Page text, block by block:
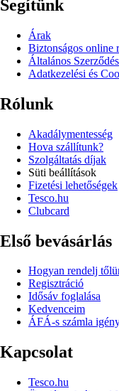
Segítünk
Árak
Biztonságos online
Általános
Adatkezelési és
Rólunk
Akadálymentesség
Hova szállítunk?
Szolgáltatás díjak
Süti beállítások
Fizetési lehetőségek
Tesco.hu
Clubcard
Első bevásárlás
Hogyan rendelj
Regisztráció
Idősáv foglalása
Kedvenceim
ÁFÁ-s számla
Kapcsolat
Tesco.hu